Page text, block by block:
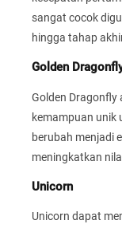
sangat cocok
hingga tahap
Golden
Golden Dragonfly
kemampuan unik
berubah menjadi
meningkatkan
Unicorn
Unicorn dapat